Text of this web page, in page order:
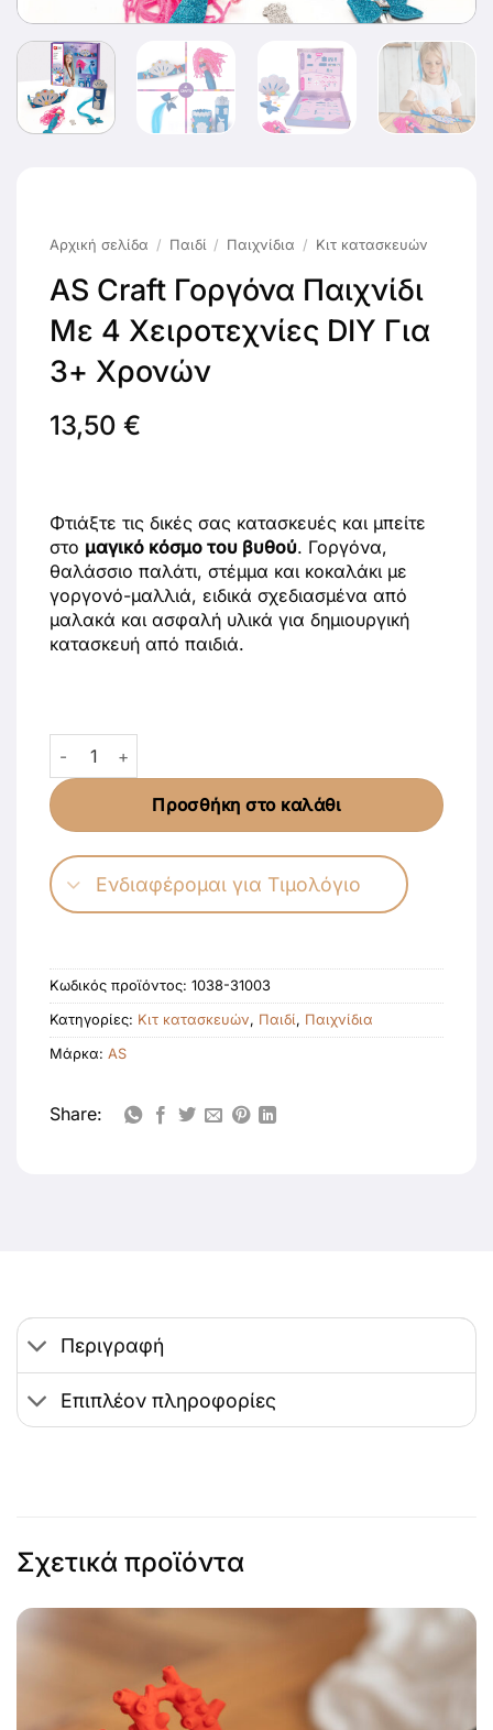
Αρχική σελίδα / Παιδί / Παιχνίδια / Κιτ κατασκευών
AS Craft Γοργόνα Παιχνίδι
Με 4 Χειροτεχνίες DIY Για
3+ Χρονών
13,50 €
Φτιάξτε τις δικές σας κατασκευές και μπείτε
στο μαγικό κόσμο του βυθού. Γοργόνα,
θαλάσσιο παλάτι, στέμμα και κοκαλάκι με
γοργονό-μαλλιά, ειδικά σχεδιασμένα από
μαλακά και ασφαλή υλικά για δημιουργική
κατασκευή από παιδιά.
AS Craft Γοργόνα Παιχνίδι Με 4 Χειροτεχνίες DIY Για
Προσθήκη στο καλάθι
Ενδιαφέρομαι για Τιμολόγιο
Κωδικός προϊόντος: 1038-31003
Κατηγορίες: Κιτ κατασκευών, Παιδί, Παιχνίδια
Μάρκα: AS
Share:
Περιγραφή
Επιπλέον πληροφορίες
Σχετικά προϊόντα